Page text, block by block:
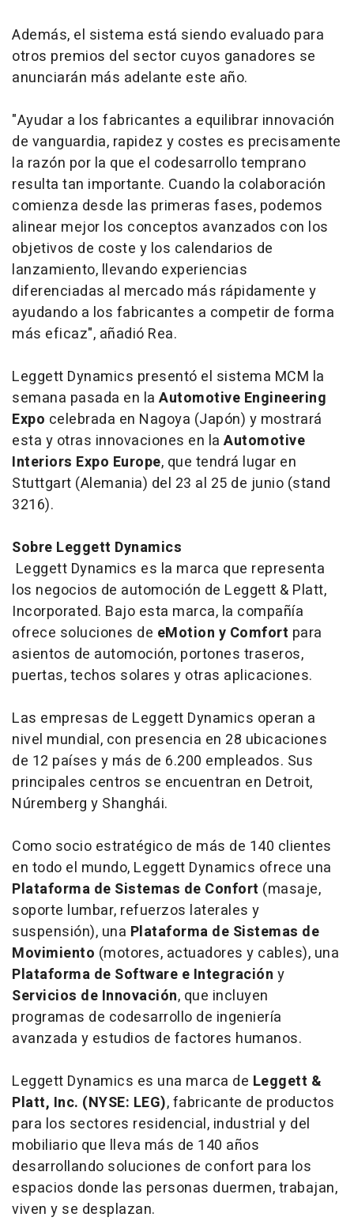
Además, el sistema está siendo evaluado para
otros premios del sector cuyos ganadores se
anunciarán más adelante este año.
"Ayudar a los fabricantes a equilibrar innovación
de vanguardia, rapidez y costes es precisamente
la razón por la que el codesarrollo temprano
resulta tan importante. Cuando la colaboración
comienza desde las primeras fases, podemos
alinear mejor los conceptos avanzados con los
objetivos de coste y los calendarios de
lanzamiento, llevando experiencias
diferenciadas al mercado más rápidamente y
ayudando a los fabricantes a competir de forma
más eficaz", añadió Rea.
Leggett Dynamics presentó el sistema MCM la
semana pasada en la Automotive Engineering
Expo celebrada en Nagoya (Japón) y mostrará
esta y otras innovaciones en la Automotive
Interiors Expo Europe, que tendrá lugar en
Stuttgart (Alemania) del 23 al 25 de junio (stand
3216).
Sobre Leggett Dynamics
Leggett Dynamics es la marca que representa
los negocios de automoción de Leggett & Platt,
Incorporated. Bajo esta marca, la compañía
ofrece soluciones de eMotion y Comfort para
asientos de automoción, portones traseros,
puertas, techos solares y otras aplicaciones.
Las empresas de Leggett Dynamics operan a
nivel mundial, con presencia en 28 ubicaciones
de 12 países y más de 6.200 empleados. Sus
principales centros se encuentran en Detroit,
Núremberg y Shanghái.
Como socio estratégico de más de 140 clientes
en todo el mundo, Leggett Dynamics ofrece una
Plataforma de Sistemas de Confort (masaje,
soporte lumbar, refuerzos laterales y
suspensión), una Plataforma de Sistemas de
Movimiento (motores, actuadores y cables), una
Plataforma de Software e Integración y
Servicios de Innovación, que incluyen
programas de codesarrollo de ingeniería
avanzada y estudios de factores humanos.
Leggett Dynamics es una marca de Leggett &
Platt, Inc. (NYSE: LEG), fabricante de productos
para los sectores residencial, industrial y del
mobiliario que lleva más de 140 años
desarrollando soluciones de confort para los
espacios donde las personas duermen, trabajan,
viven y se desplazan.